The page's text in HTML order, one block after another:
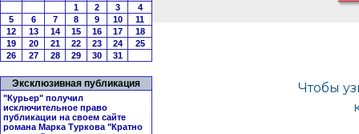
1 2 3
4
5
6 7 8 9 10
11
12
13 14 15 16 17
18
19
20 21 22 23 24
25
26
27 28 29 30 31
Эксклюзивная публикация
"Курьер" получил
исключительное право
публикации на своем сайте
романа Марка Туркова "Кратно